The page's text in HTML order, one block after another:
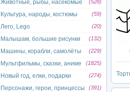
Животные, рыбы, насекомые (528)
Культура, народы, костюмы (59)
Лего, Lego (20)
Малышам, большие рисунки (132)
Машины, корабли, самолёты (229)
Мультфильмы, сказки, аниме (1825)
Новый год, елки, подарки (274)
Персонажи, герои, принцессы (391)